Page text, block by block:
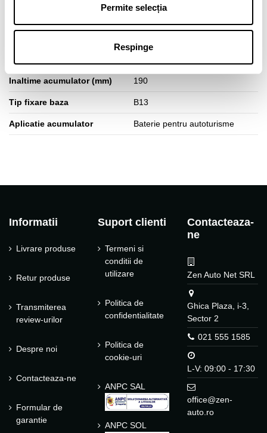
Permite selecția
Respinge
Inaltime acumulator (mm) 190
Tip fixare baza B13
Aplicatie acumulator Baterie pentru autoturisme
Informatii
Livrare produse
Retur produse
Transmiterea
review-urilor
Despre noi
Contacteaza-ne
Formular de
garantie
Suport clienti
Termeni si
conditii de
utilizare
Politica de
confidentialitate
Politica de
cookie-uri
ANPC SAL
ANPC SOL
Contacteaza-
ne
Zen Auto Net SRL
Ghica Plaza, i-3,
Sector 2
021 555 1585
L-V: 09:00 - 17:30
office@zen-
auto.ro